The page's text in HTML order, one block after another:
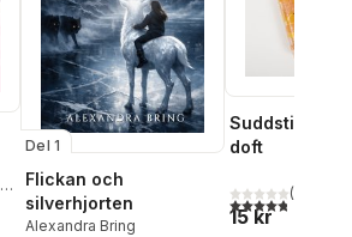
Del 1
Flickan och
silverhjorten
Alexandra Bring
Suddstift
doft
4,8utav 5(
15 kr